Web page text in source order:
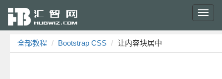
全部教程 Bootstrap CSS 让内容块居中